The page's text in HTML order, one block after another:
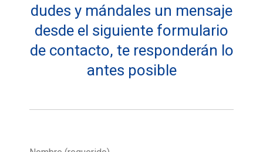
dudes y mándales un mensaje
desde el siguiente formulario
de contacto, te responderán lo
antes posible